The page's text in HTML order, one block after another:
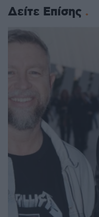
Δείτε Επίσης